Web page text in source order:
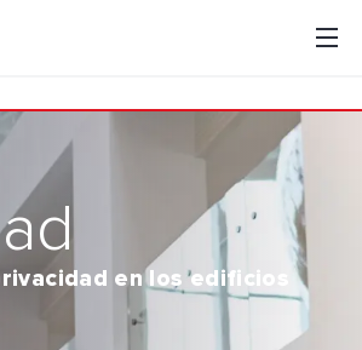
en los edificios